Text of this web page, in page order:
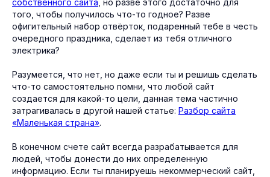
собственного сайта , но разве этого достаточно для
того, чтобы получилось что-то годное? Разве
офигительный набор отвёрток, подаренный тебе в честь
очередного праздника, сделает из тебя отличного
электрика?
Разумеется, что нет, но даже если ты и решишь сделать
что-то самостоятельно помни, что любой сайт
создается для какой-то цели, данная тема частично
затрагивалась в другой нашей статье: Разбор сайта
«Маленькая страна».
В конечном счете сайт всегда разрабатывается для
людей, чтобы донести до них определенную
информацию. Если ты планируешь некоммерческий сайт,